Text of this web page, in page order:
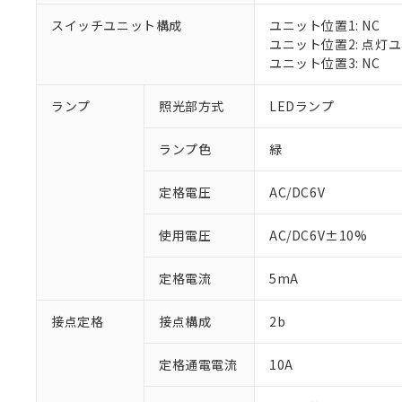
スイッチユニット構成
ユニット位置1: NC
ユニット位置2: 点灯
ユニット位置3: NC
ランプ 照光部方式 LEDランプ
ランプ色 緑
定格電圧 AC/DC6V
使用電圧 AC/DC6V±10%
定格電流 5mA
接点定格 接点構成 2b
定格通電電流 10A
ご利用条件
以下の条件をお読
当社制御機
在庫状況お
のであり、
い。
当社販売員
ている必要
対応予定：EU
対応予定なし：
調査・確認中：
非該当品：ライセ
仕入先様の事情に
があります。
六価クロム(Cr(Ⅵ))
ル（DBP） 1000ppm
但し、RoHS指令で産業
フタル酸エステル類の
※2 対応予定月
※1 中国
「－」：未確認で
*中国RoHS10物質の基
Pb(鉛) :1000ppm、 Hg(
Cr(Ⅵ)(六価クロム) :
DBP(フタル酸ジブチル
「ｅ」：有害物質
う）を輸出
などの必要な
ます。
当社は貴社
当社は、貴
記
号
○ 一定数
△ 一定数
－
在庫な